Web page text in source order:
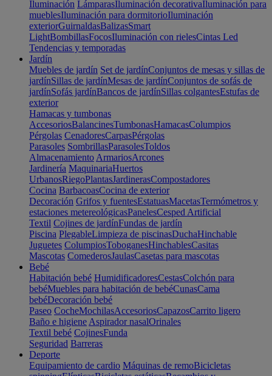
Iluminación LámparasIluminación decorativaIluminación para
mueblesIluminación para dormitorioIluminación
exteriorGuirnaldasBalizasSmart
LightBombillasFocosIluminación con rielesCintas Led
Tendencias y temporadas
Jardín
Muebles de jardín Set de jardínConjuntos de mesas y sillas de
jardínSillas de jardínMesas de jardínConjuntos de sofás de
jardínSofás jardínBancos de jardínSillas colgantesEstufas de
exterior
Hamacas y tumbonas
AccesoriosBalancinesTumbonasHamacasColumpios
Pérgolas CenadoresCarpasPérgolas
Parasoles SombrillasParasolesToldos
Almacenamiento ArmariosArcones
Jardinería MaquinariaHuertos
UrbanosRiegoPlantasJardinerasCompostadores
Cocina BarbacoasCocina de exterior
Decoración Grifos y fuentesEstatuasMacetasTermómetros y
estaciones metereológicasPanelesCesped Artificial
Textil Cojines de jardínFundas de jardín
Piscina PlegableLimpieza de piscinasDuchaHinchable
Juguetes ColumpiosToboganesHinchablesCasitas
Mascotas ComederosJaulasCasetas para mascotas
Bebé
Habitación bebé HumidificadoresCestasColchón para
bebéMuebles para habitación de bebéCunasCama
bebéDecoración bebé
Paseo CocheMochilasAccesoriosCapazosCarrito ligero
Baño e higiene Aspirador nasalOrinales
Textil bebé CojinesFunda
Seguridad Barreras
Deporte
Equipamiento de cardio Máquinas de remoBicicletas